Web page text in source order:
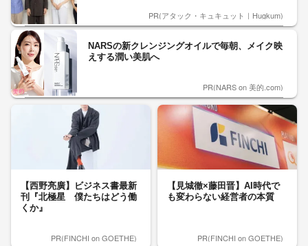
PR(アタック・キュキュット｜Hugkum)
NARSの新クレンジングオイルで毎朝、メイク映
えする潤い美肌へ
PR(NARS on 美的.com)
【西野亮廣】ビジネス書最新
刊『北極星 僕たちはどう働
くか』
PR(FINCHI on GOETHE)
【見城徹×藤田晋】AI時代で
も変わらない経営者の本質
PR(FINCHI on GOETHE)